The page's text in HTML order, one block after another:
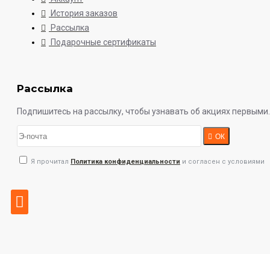
История заказов
Рассылка
Подарочные сертификаты
Рассылка
Подпишитесь на рассылку, чтобы узнавать об акциях первыми.
ОК
Я прочитал Политика конфиденциальности и согласен с условиями